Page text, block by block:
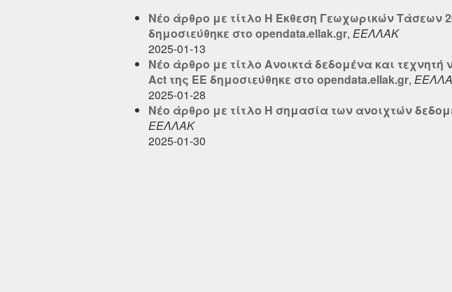
Νέο άρθρο με τίτλο Η Έκθεση Γεωχωρικών Τάσεων
δημοσιεύθηκε στο opendata.ellak.gr, ΕΕΛΛΑΚ
2025-01-13
Νέο άρθρο με τίτλο Ανοικτά δεδομένα και
Act της ΕΕ δημοσιεύθηκε στο opendata.ellak.gr,
2025-01-28
Νέο άρθρο με τίτλο Η σημασία των ανοιχτών
ΕΕΛΛΑΚ
2025-01-30